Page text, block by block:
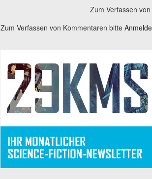
Zum Verfassen
Zum Verfassen von Kommentaren bitte